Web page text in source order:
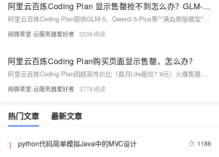
阿里云百炼Coding Plan 显示售罄抢不到怎么办？GLM-5等模型是全参数满血版的吗？
阿里云百炼Coding Plan提供GLM-5、Qwen3.5-Plus等**满血原版模型**（非量化阉割），仅计费方式不同。抢购建议直选Pro版+卡准每日9:30补货。若求稳，推荐直接使用百炼平台——开通即用、新用户赠100万Tokens，模型一致、按量付费更灵活。
阅微草堂-云服务器爱好者 3538
阿里云百炼Coding Plan购买页面显示售罄，怎么办？
阿里云百炼Coding Plan因超高性价比（首月Lite版仅7.9元）火爆售罄，实为每日9:30限量补货。Lite/Pro版分别含1.8万/9万次调用，支持Qwen3.5-Max、GLM-4.7等顶级模型，兼容Cursor等主流工具。新老用户均可抢，定好闹钟速上！
阅微草堂-云服务器爱好者 3778
热门文章 最新文章
1 python代码简单模拟Java中的MVC设计 1188